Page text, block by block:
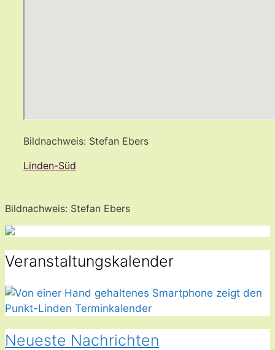
Bildnachweis: Stefan Ebers
Linden-Süd
Bildnachweis: Stefan Ebers
Veranstaltungskalender
Neueste Nachrichten